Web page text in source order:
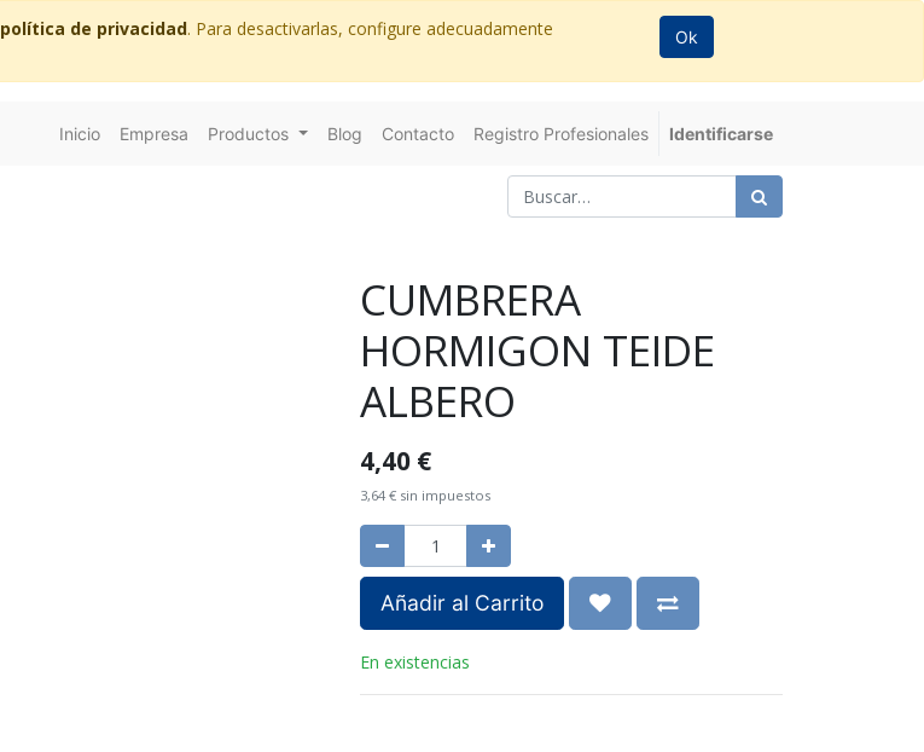
política de privacidad. Para desactivarlas, configure adecuadamente
Ok
Inicio Empresa Productos Blog Contacto Registro Profesionales Identificarse
CUMBRERA
HORMIGON TEIDE
ALBERO
4,40 €
3,64 € sin impuestos
Añadir al Carrito
En existencias